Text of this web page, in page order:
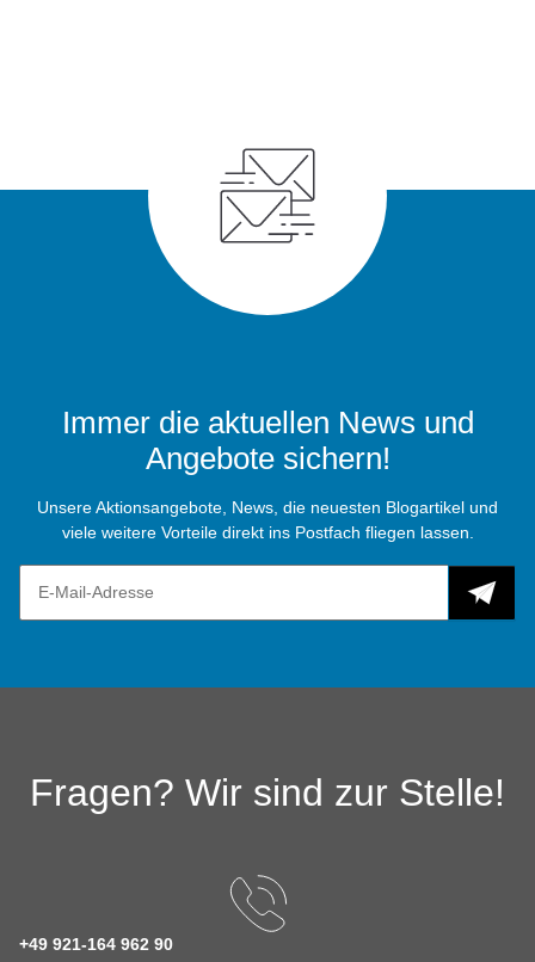
Immer die aktuellen News und
Angebote sichern!
Unsere Aktionsangebote, News, die neuesten Blogartikel und
viele weitere Vorteile direkt ins Postfach fliegen lassen.
Fragen? Wir sind zur Stelle!
+49 921-164 962 90